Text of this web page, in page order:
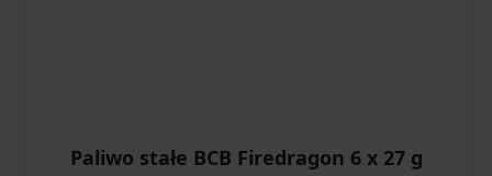
Paliwo stałe BCB Firedragon 6 x 27 g